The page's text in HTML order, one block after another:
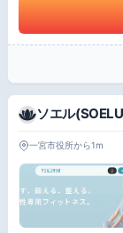
ソエル
一宮市役所から1m